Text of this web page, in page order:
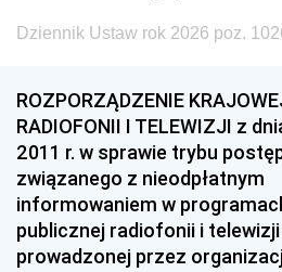
Dziennik Ustaw rok 2026 poz.
ROZPORZĄDZENIE
RADIOFONII I TELEWIZJI z
2011 r. w sprawie trybu
związanego z nieodpłatnym
informowaniem w
publicznej radiofonii i
prowadzonej przez